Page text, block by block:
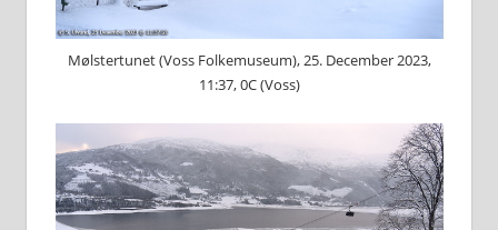
Mølstertunet (Voss Folkemuseum), 25. December 2023,
11:37, 0C (Voss)